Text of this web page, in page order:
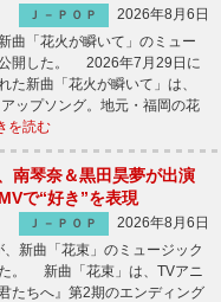
Ｊ－ＰＯＰ
2026年8月6日
曲「花火が瞬いて」のミュー
開した。 2026年7月29日に
た新曲「花火が瞬いて」は、
ップソング。地元・福岡の花
を読む
南琴奈＆黒田昊夢が出演
で“好き”を表現
Ｊ－ＰＯＰ
2026年8月6日
新曲「花束」のミュージック
。 新曲「花束」は、TVアニ
たちへ』第2期のエンディング